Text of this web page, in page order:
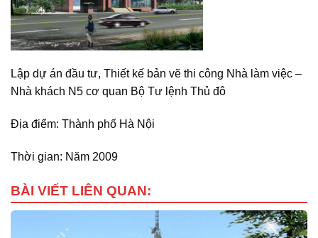
Lập dự án đầu tư, Thiết kế bản vẽ thi công Nhà làm việc –
Nhà khách N5 cơ quan Bộ Tư lệnh Thủ đô
Địa điểm: Thành phố Hà Nội
Thời gian: Năm 2009
BÀI VIẾT LIÊN QUAN: